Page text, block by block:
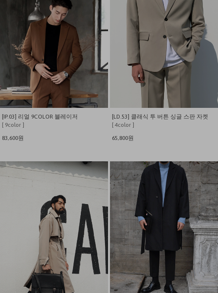
[IP.03] 리얼 9COLOR 블레이저
[ 9color ]
83,600원
[LD.53] 클래식 투 버튼 싱글 스판 자켓
[ 4color ]
65,800원